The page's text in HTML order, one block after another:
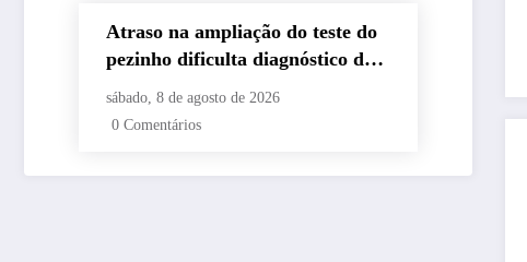
Atraso na ampliação do teste do
pezinho dificulta diagnóstico da
sábado, 8 de agosto de 2026
0 Comentários